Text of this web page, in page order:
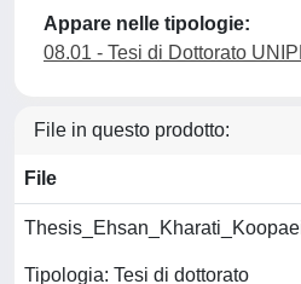
Appare nelle tipologie:
08.01 - Tesi di Dottorato
File in questo prodotto:
File
Tipologia: Tesi di dottorato